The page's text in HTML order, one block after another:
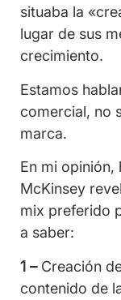
situaba la
lugar de sus
crecimiento.
Estamos
comercial, no
marca.
En mi
McKinsey
mix preferido
a saber:
1 –Creación
contenido de